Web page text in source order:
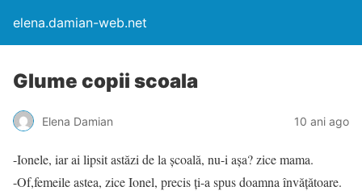
elena.damian-web.net
Glume copii scoala
Elena Damian 10 ani ago
-Ionele, iar ai lipsit astăzi de la școală, nu-i așa? zice mama.
-Of,femeile astea, zice Ionel, precis ți-a spus doamna învățătoare.